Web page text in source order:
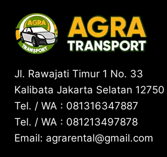
Jl. Rawajati Timur 1 No. 33
Kalibata Jakarta Selatan 12750
Tel. / WA : 081316347887
Tel. / WA : 081213497878
Email: agrarental@gmail.com